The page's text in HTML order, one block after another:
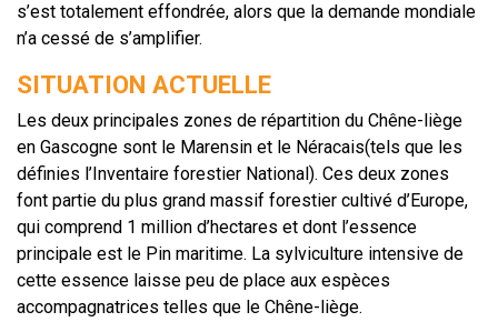
s’est totalement effondrée, alors que la demande mondiale
n’a cessé de s’amplifier.
SITUATION ACTUELLE
Les deux principales zones de répartition du Chêne-liège
en Gascogne sont le Marensin et le Néracais(tels que les
définies l’Inventaire forestier National). Ces deux zones
font partie du plus grand massif forestier cultivé d’Europe,
qui comprend 1 million d’hectares et dont l’essence
principale est le Pin maritime. La sylviculture intensive de
cette essence laisse peu de place aux espèces
accompagnatrices telles que le Chêne-liège.